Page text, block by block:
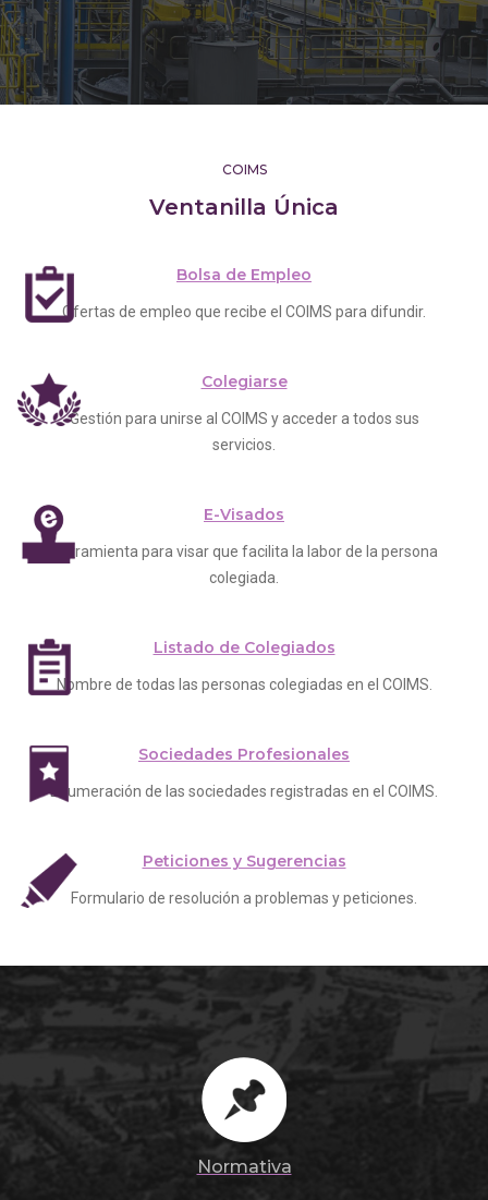
COIMS
Ventanilla Única
Bolsa de Empleo
Ofertas de empleo que recibe el COIMS para difundir.
Colegiarse
Gestión para unirse al COIMS y acceder a todos sus
servicios.
E-Visados
Herramienta para visar que facilita la labor de la persona
colegiada.
Listado de Colegiados
Nombre de todas las personas colegiadas en el COIMS.
Sociedades Profesionales
Enumeración de las sociedades registradas en el COIMS.
Peticiones y Sugerencias
Formulario de resolución a problemas y peticiones.
Normativa